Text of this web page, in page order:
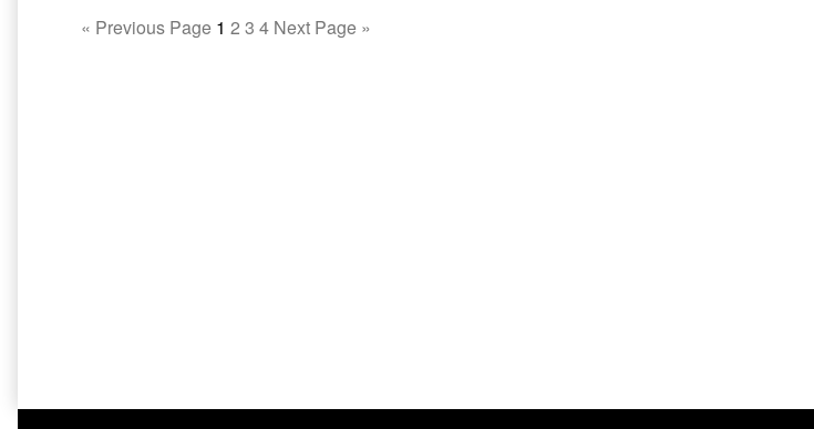
« Previous Page 1 2 3 4 Next Page »